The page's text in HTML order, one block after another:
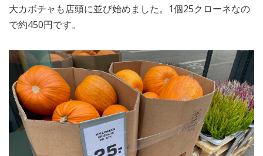
大カボチャも店頭に並び始めました。1個25クローネなの
で約450円です。